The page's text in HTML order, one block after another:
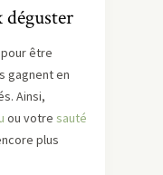
être
gagnent en
Ainsi,
ou votre sauté
plus